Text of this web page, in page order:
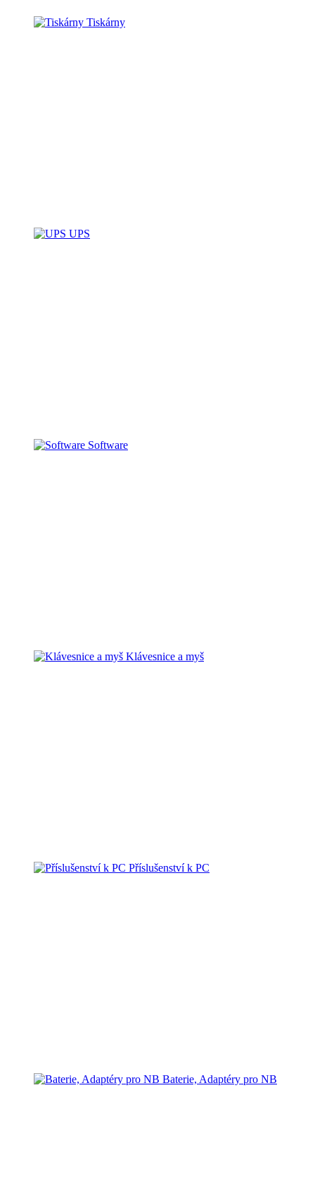
Tiskárny
UPS
Software
Klávesnice a myš
Příslušenství k PC
Baterie, Adaptéry pro NB